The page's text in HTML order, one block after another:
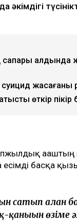
сапары алдында
жасағаны
өткір пікір
ағаштың
есімді басқа
сатып алған
өзіме